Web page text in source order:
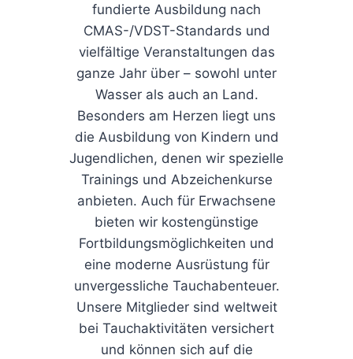
fundierte Ausbildung nach
CMAS-/VDST-Standards und
vielfältige Veranstaltungen das
ganze Jahr über – sowohl unter
Wasser als auch an Land.
Besonders am Herzen liegt uns
die Ausbildung von Kindern und
Jugendlichen, denen wir spezielle
Trainings und Abzeichenkurse
anbieten. Auch für Erwachsene
bieten wir kostengünstige
Fortbildungsmöglichkeiten und
eine moderne Ausrüstung für
unvergessliche Tauchabenteuer.
Unsere Mitglieder sind weltweit
bei Tauchaktivitäten versichert
und können sich auf die